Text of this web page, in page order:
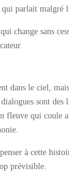
qui parlait malgré
change sans
dans le ciel,
sont
fleuve qui coule
à cette
prévisible.